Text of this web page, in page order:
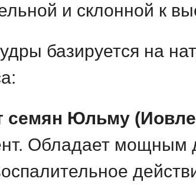
и склонной к
базируется на
семян Юльму
Обладает мощным